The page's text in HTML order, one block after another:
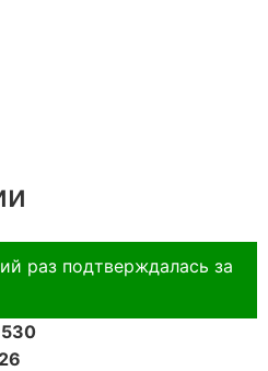
раз подтверждалась за